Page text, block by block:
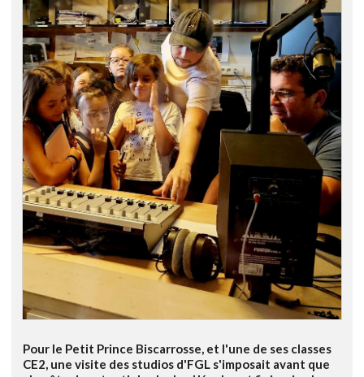
Pour le Petit Prince Biscarrosse, et l'une de ses classes
CE2, une visite des studios d'FGL s'imposait avant que